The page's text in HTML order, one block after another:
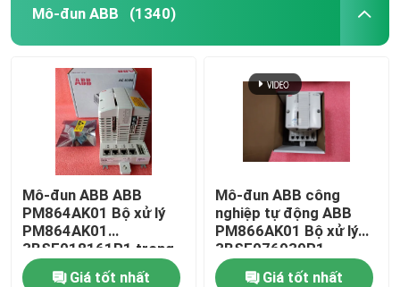
Mô-đun ABB (1340)
Mô-đun ABB ABB
PM864AK01 Bộ xử lý
PM864AK01
3BSE018161R1 trong
kho
Giá tốt nhất
Mô-đun ABB công
nghiệp tự động ABB
PM866AK01 Bộ xử lý
3BSE076939R1
Giá tốt nhất